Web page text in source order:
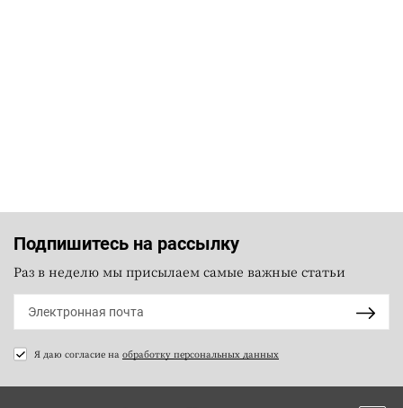
Подпишитесь на рассылку
Раз в неделю мы присылаем самые важные статьи
Я даю согласие на обработку персональных данных